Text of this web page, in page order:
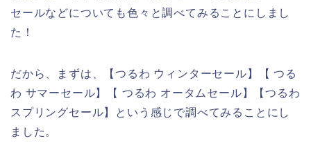
セールなどについても色々と調べてみることにしまし
た！
だから、まずは、【つるわ ウィンターセール】【 つる
わ サマーセール】【 つるわ オータムセール】【つるわ
スプリングセール】という感じで調べてみることにし
ました。